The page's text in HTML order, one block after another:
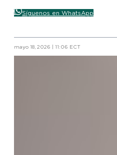
Síguenos en WhatsApp
mayo 18, 2026 | 11:06 ECT